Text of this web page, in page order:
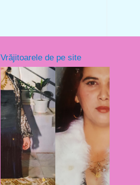
Vrăjitoarele de pe site